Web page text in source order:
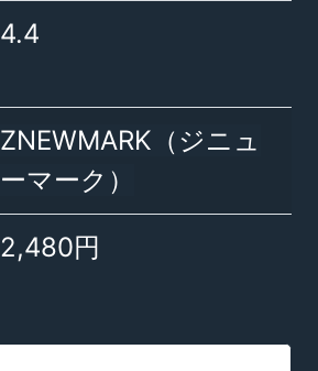
4.4
ZNEWMARK（ジニュ
ーマーク）
2,480円